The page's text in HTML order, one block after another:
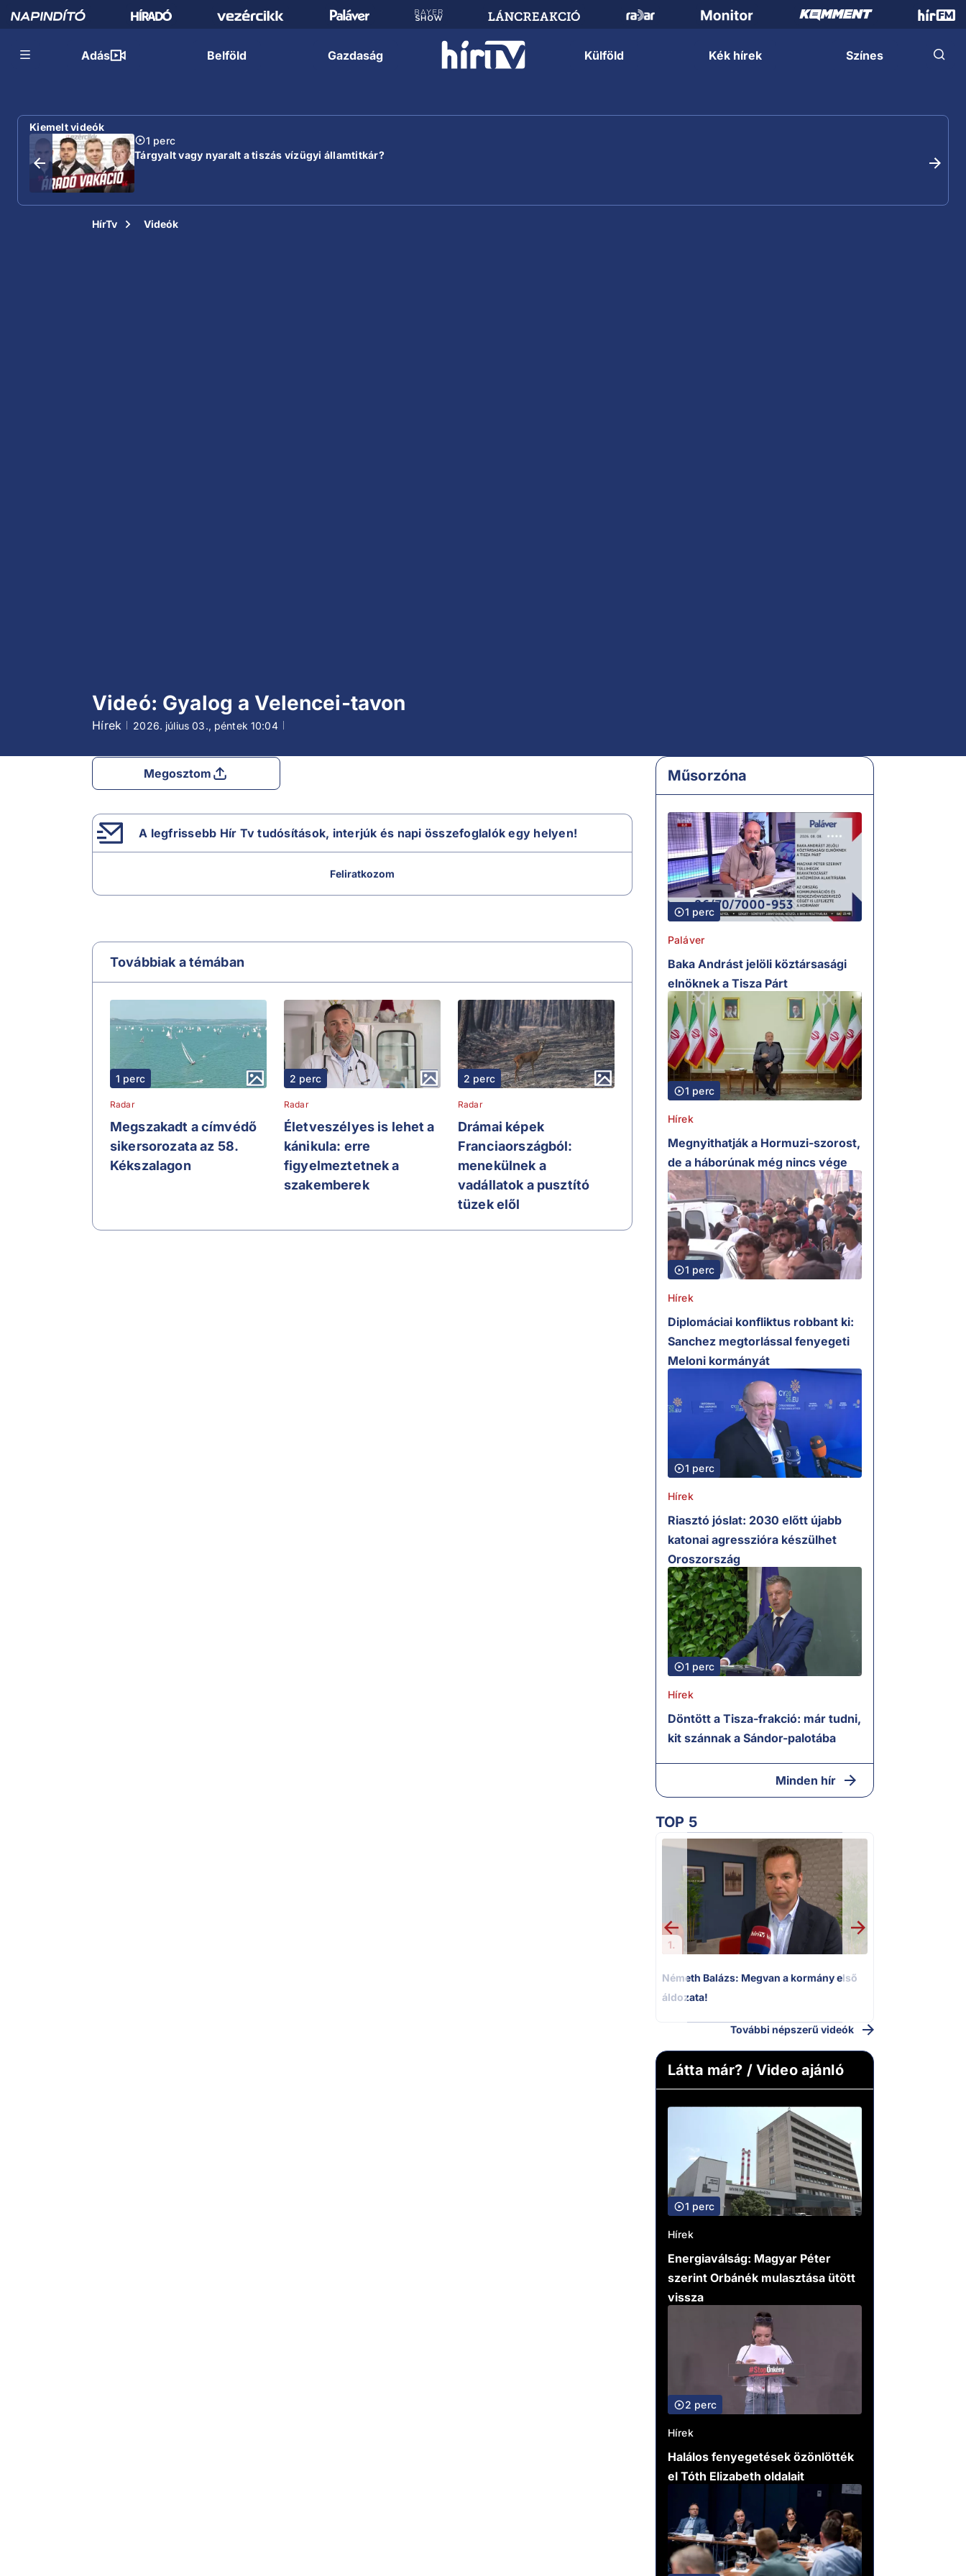
Adás Belföld Gazdaság Külföld Kék hírek Színes
Kiemelt videók
1 perc
Tárgyalt vagy nyaralt a tiszás vízügyi államtitkár?
HírTv Videók
Videó: Gyalog a Velencei-tavon
Hírek 2026. július 03., péntek10:04
Megosztom
A legfrissebb Hír Tv tudósítások, interjúk és napi összefoglalók egy helyen!
Feliratkozom
Továbbiak a témában
1 perc
Radar
Megszakadt a címvédő
sikersorozata az 58.
Kékszalagon
2 perc
Radar
Életveszélyes is lehet a
kánikula: erre
figyelmeztetnek a
szakemberek
2 perc
Radar
Drámai képek
Franciaországból:
menekülnek a
vadállatok a pusztító
tüzek elől
Műsorzóna
1 perc
Paláver
Baka Andrást jelöli köztársasági
elnöknek a Tisza Párt
1 perc
Hírek
Megnyithatják a Hormuzi-szorost,
de a háborúnak még nincs vége
1 perc
Hírek
Diplomáciai konfliktus robbant ki:
Sanchez megtorlással fenyegeti
Meloni kormányát
1 perc
Hírek
Riasztó jóslat: 2030 előtt újabb
katonai agresszióra készülhet
Oroszország
1 perc
Hírek
Döntött a Tisza-frakció: már tudni,
kit szánnak a Sándor-palotába
Minden hír
TOP 5
1.
Németh Balázs: Megvan a kormány első
áldozata!
További népszerű videók
Látta már? / Video ajánló
1 perc
Hírek
Energiaválság: Magyar Péter
szerint Orbánék mulasztása ütött
vissza
2 perc
Hírek
Halálos fenyegetések özönlötték
el Tóth Elizabeth oldalait